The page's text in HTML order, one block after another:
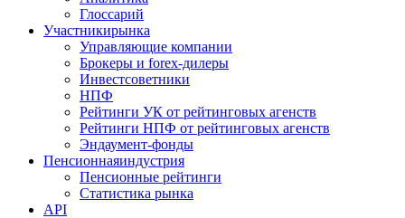
Глоссарий
Участникирынка
Управляющие компании
Брокеры и forex-дилеры
Инвестсоветники
НПФ
Рейтинги УК от рейтинговых агенств
Рейтинги НПФ от рейтинговых агенств
Эндаумент-фонды
Пенсионнаяиндустрия
Пенсионные рейтинги
Статистика рынка
API